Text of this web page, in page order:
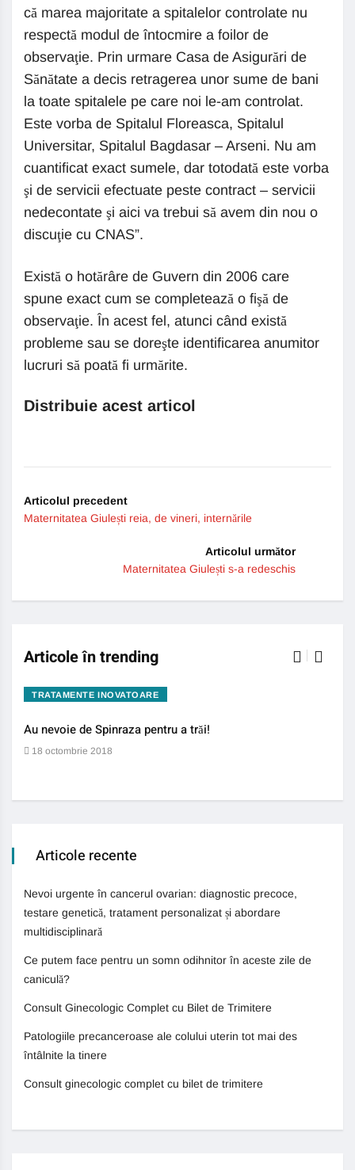
că marea majoritate a spitalelor controlate nu
respectă modul de întocmire a foilor de
observaţie. Prin urmare Casa de Asigurări de
Sănătate a decis retragerea unor sume de bani
la toate spitalele pe care noi le-am controlat.
Este vorba de Spitalul Floreasca, Spitalul
Universitar, Spitalul Bagdasar – Arseni. Nu am
cuantificat exact sumele, dar totodată este vorba
şi de servicii efectuate peste contract – servicii
nedecontate şi aici va trebui să avem din nou o
discuţie cu CNAS”.
Există o hotărâre de Guvern din 2006 care
spune exact cum se completează o fişă de
observaţie. În acest fel, atunci când există
probleme sau se doreşte identificarea anumitor
lucruri să poată fi urmărite.
Distribuie acest articol
Articolul precedent
Maternitatea Giulești reia, de vineri, internările
Articolul următor
Maternitatea Giulești s-a redeschis
Articole în trending
TRATAMENTE INOVATOARE
Au nevoie de Spinraza pentru a trăi!
18 octombrie 2018
Articole recente
Nevoi urgente în cancerul ovarian: diagnostic precoce,
testare genetică, tratament personalizat și abordare
multidisciplinară
Ce putem face pentru un somn odihnitor în aceste zile de
caniculă?
Consult Ginecologic Complet cu Bilet de Trimitere
Patologiile precanceroase ale colului uterin tot mai des
întâlnite la tinere
Consult ginecologic complet cu bilet de trimitere